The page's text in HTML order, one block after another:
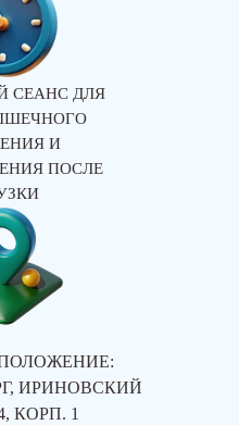
СЕАНС ДЛЯ
И
ПОСЛЕ
ИРИНОВСКИЙ
КОРП. 1